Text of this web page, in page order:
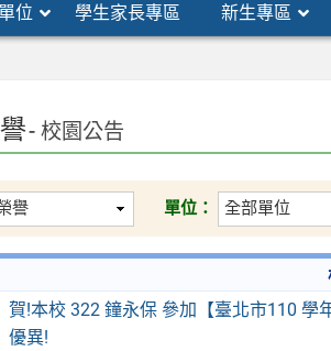
位 學生家長專區 新生專區
- 校園公告
單位：
賀!本校 322 鐘永保 參加【臺北市110 學
優異!